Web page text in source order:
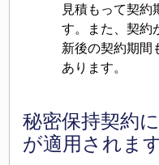
見積もって契約
す。また、契約
新後の契約期間
あります。
秘密保持契約
が適用されま